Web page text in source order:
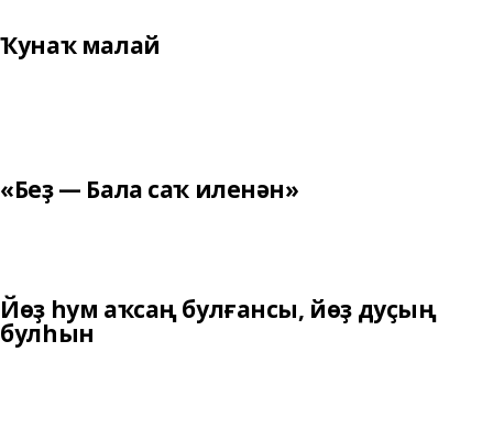
Ҡунаҡ малай
«Беҙ — Бала саҡ иленән»
Йөҙ һум аҡсаң булғансы, йөҙ дуҫың
булһын